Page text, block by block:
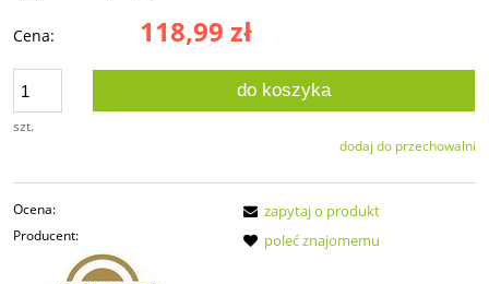
Cena: 118,99 zł
szt.
do koszyka
dodaj do przechowalni
Ocena:
Producent:
zapytaj o produkt
poleć znajomemu